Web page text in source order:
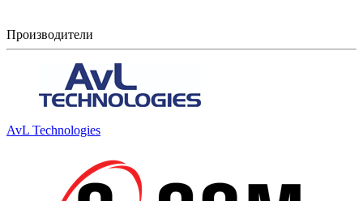
Производители
AvL Technologies